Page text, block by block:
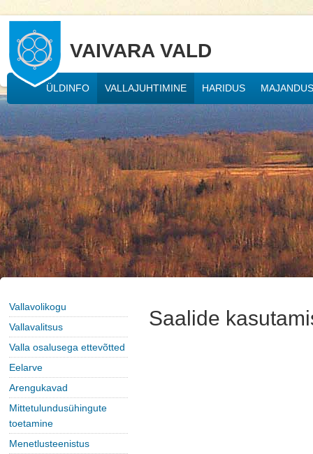
VAIVARA VALD
ÜLDINFO VALLAJUHTIMINE HARIDUS MAJANDUS
Vallavolikogu
Vallavalitsus
Valla osalusega ettevõtted
Eelarve
Arengukavad
Mittetulundusühingute
toetamine
Menetlusteenistus
Saalide